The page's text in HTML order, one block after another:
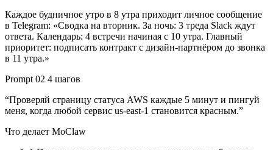
Каждое будничное утро в 8 утра приходит личное сообщение
в Telegram: «Сводка на вторник. За ночь: 3 треда Slack ждут
ответа. Календарь: 4 встречи начиная с 10 утра. Главный
приоритет: подписать контракт с дизайн-партнёром до звонка
в 11 утра.»
Prompt 02 4 шагов
“Проверяй страницу статуса AWS каждые 5 минут и пингуй
меня, когда любой сервис us-east-1 становится красным.”
Что делает MoClaw